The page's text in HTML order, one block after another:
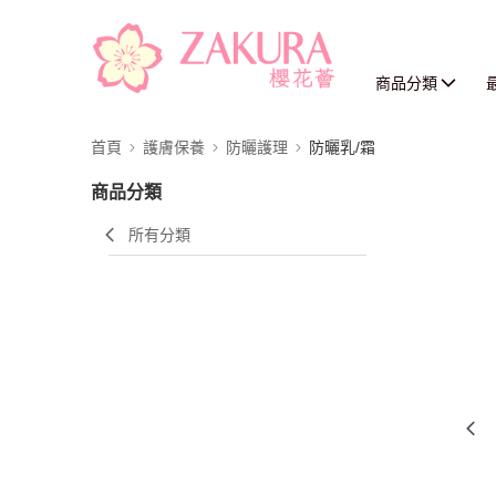
商品分類
首頁 護膚保養 防曬護理 防曬乳/霜
商品分類
所有分類